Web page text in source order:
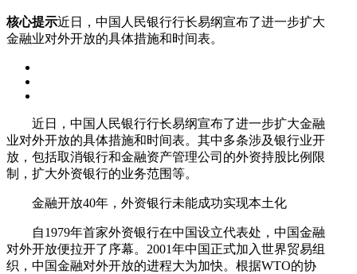
核心提示近日，中国人民银行行长易纲宣布了进一步扩大
金融业对外开放的具体措施和时间表。
近日，中国人民银行行长易纲宣布了进一步扩大金融
业对外开放的具体措施和时间表。其中多条涉及银行业开
放，包括取消银行和金融资产管理公司的外资持股比例限
制，扩大外资银行的业务范围等。
金融开放40年，外资银行未能成功实现本土化
自1979年首家外资银行在中国设立代表处，中国金融
对外开放便拉开了序幕。2001年中国正式加入世界贸易组
织，中国金融对外开放的进程大为加快。根据WTO的协